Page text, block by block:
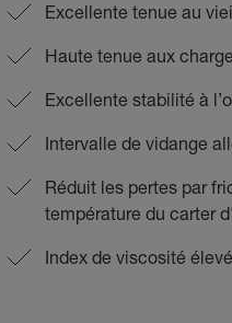
Excellente tenue au
Haute tenue aux
Excellente stabilité à
Intervalle de vidange
Réduit les pertes par
température du carter
Index de viscosité élevé